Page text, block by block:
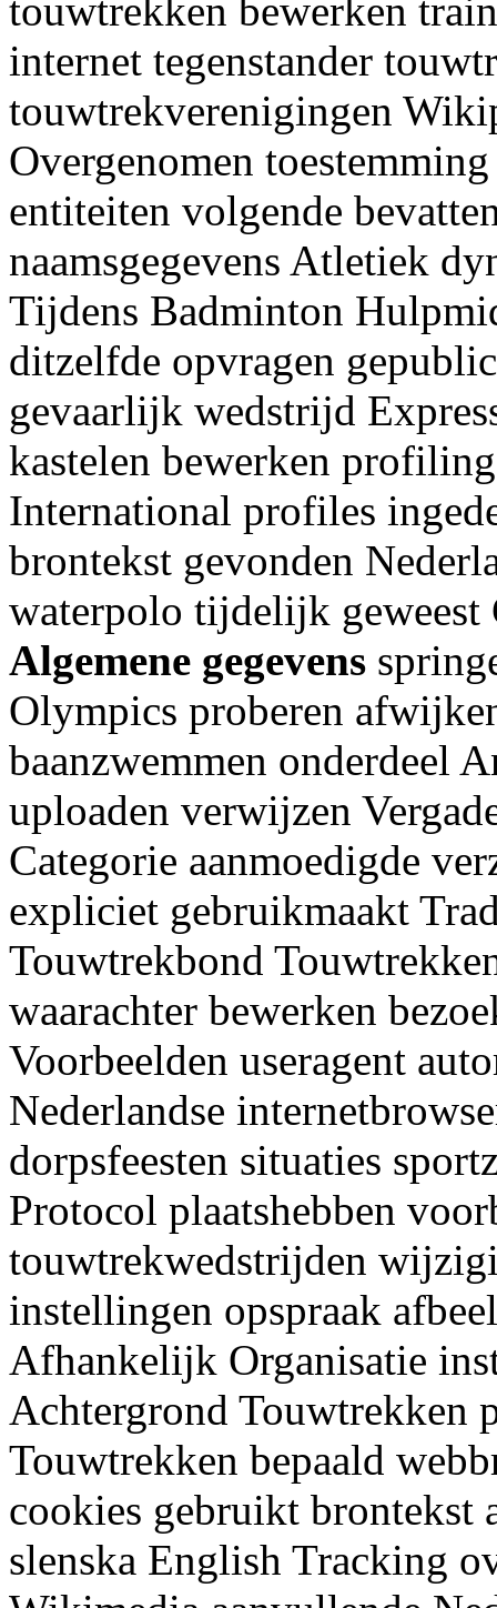
touwtrekken bewerken
internet tegenstander
touwtrekverenigingen
Overgenomen
entiteiten volgende
naamsgegevens Atletiek
Tijdens Badminton
ditzelfde opvragen
gevaarlijk wedstrijd
kastelen bewerken
International profiles
brontekst gevonden
waterpolo tijdelijk geweest
Algemene gegevens
Olympics proberen
baanzwemmen onderdeel
uploaden verwijzen
Categorie aanmoedigde
expliciet gebruikmaakt
Touwtrekbond
waarachter bewerken
Voorbeelden useragent
Nederlandse
dorpsfeesten situaties
Protocol plaatshebben
touwtrekwedstrijden
instellingen opspraak
Afhankelijk Organisatie
Achtergrond Touwtrekken
Touwtrekken bepaald
cookies gebruikt brontekst
slenska English Tracking